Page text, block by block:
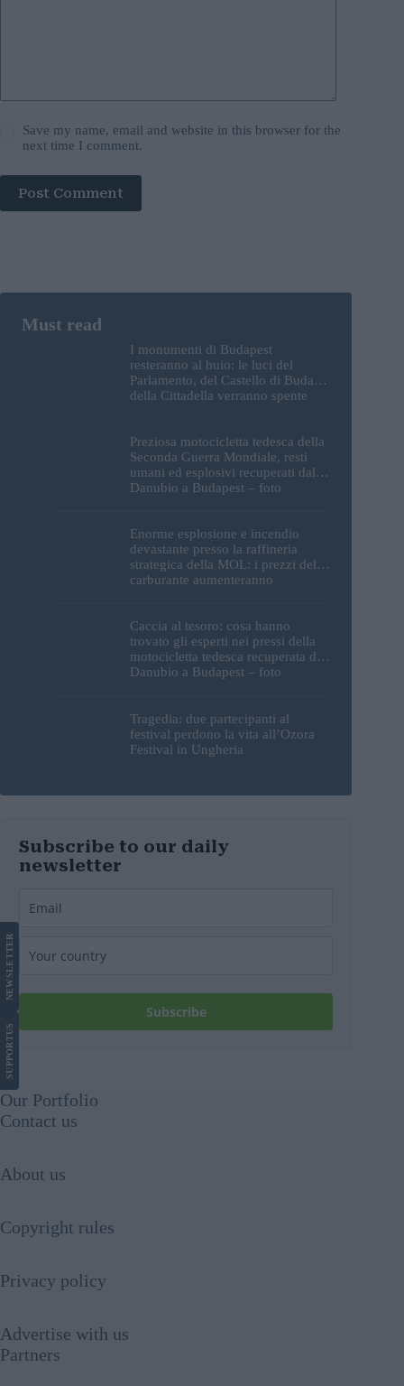
Save my name, email and website in this browser for the
next time I comment.
Post Comment
I monumenti di Budapest
resteranno al buio: le luci del
Parlamento, del Castello di Buda e
della Cittadella verranno spente
Preziosa motocicletta tedesca della
Seconda Guerra Mondiale, resti
umani ed esplosivi recuperati dal
Danubio a Budapest – foto
Enorme esplosione e incendio
devastante presso la raffineria
strategica della MOL: i prezzi del
carburante aumenteranno
Caccia al tesoro: cosa hanno
trovato gli esperti nei pressi della
motocicletta tedesca recuperata dal
Danubio a Budapest – foto
Tragedia: due partecipanti al
festival perdono la vita all’Ozora
Festival in Ungheria
Subscribe to our daily
newsletter
Subscribe
SUPPORT
US
NEWS
LETTER
Our Portfolio
Contact us
About us
Copyright rules
Privacy policy
Advertise with us
Partners